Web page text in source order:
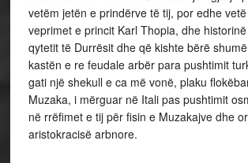
vetëm jetën e prindërve të tij, por edhe
veprimet e princit Karl Thopia, dhe
qytetit të Durrësit dhe që kishte bërë
kastën e re feudale arbër para pushtimit
gati një shekull e ca më vonë, plaku
Muzaka, i mërguar në Itali pas pushtimit
në rrëfimet e tij për fisin e Muzakajve dhe
aristokracisë arbnore.